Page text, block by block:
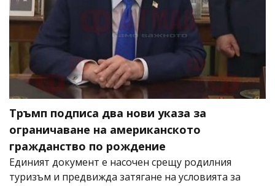
Тръмп подписа два нови указа за
ограничаване на американското
гражданство по рождение
Единият документ е насочен срещу родилния
туризъм и предвижда затягане на условията за